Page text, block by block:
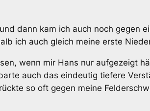
dann kam ich auch noch gegen
ich auch gleich meine erste
wenn mir Hans nur aufgezeigt
auch das eindeutig tiefere
so oft gegen meine